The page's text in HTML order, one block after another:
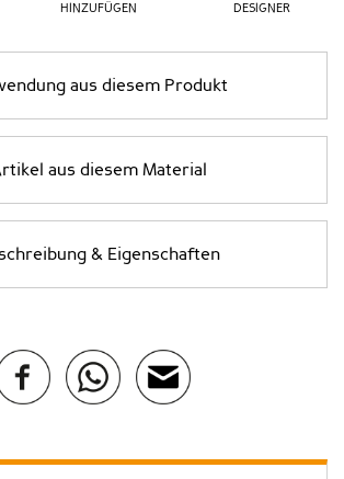
HINZUFÜGEN
DESIGNER
aus diesem Produkt
aus diesem Material
& Eigenschaften